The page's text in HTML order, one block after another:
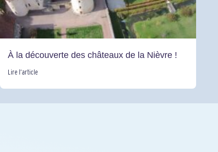
À la découverte des châteaux de la Nièvre !
Lire l’article